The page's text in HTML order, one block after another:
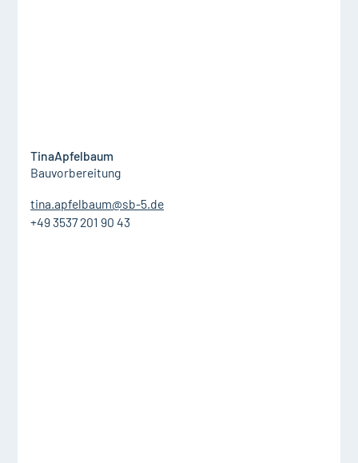
TinaApfelbaum
Bauvorbereitung
tina.apfelbaum@sb-5.de
+49 3537 201 90 43